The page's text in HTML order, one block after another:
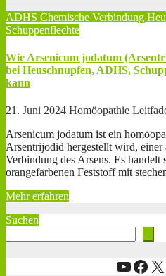
ADHS Chemische Verbindung
Schuppenflechte
Wie Arsenicum jodatum
bei Heuschnupfen, ADHS,
kann
21. Juni 2024 Homöopathie
Arsenicum jodatum ist ein
Arsentrijodid hergestellt wird, einer
Verbindung des Arsens. Es handelt
orangefarbenen Feststoff mit
Mehr erfahren
Suchen
X